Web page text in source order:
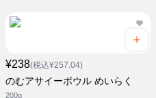
¥238(税込¥257.04)
のむアサイーボウル めいらく
200g